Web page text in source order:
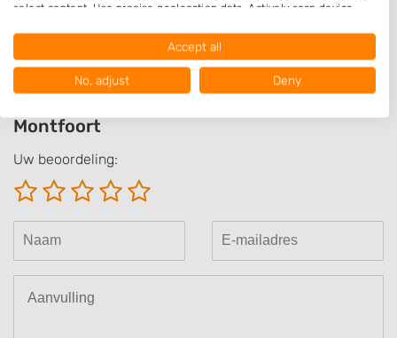
Montfoort
Uw beoordeling:
select content. Use precise geolocation data. Actively scan device
Data may be shared outside of the European Union and send to the
Your consent and the cookie policy applies solely to this website/app.
View Partner List (1016 IAB Vendors)
We use your data for the following purposes:
Store and/or access information on a device
Use limited data to select advertising
Create profiles for personalised advertising
Use profiles to select personalised
advertising
Accept all
No, adjust Deny